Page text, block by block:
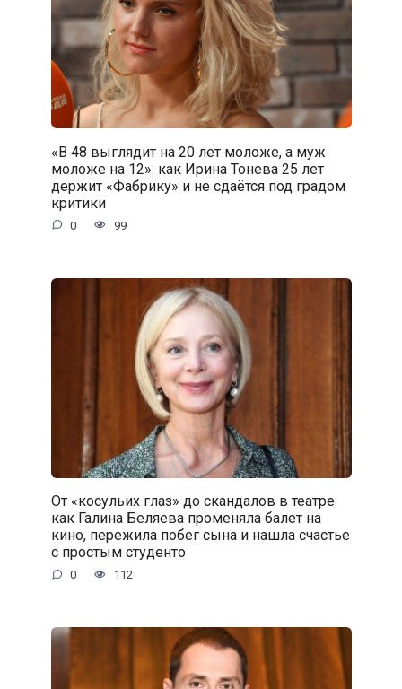
«В 48 выглядит на 20 лет моложе, а муж
моложе на 12»: как Ирина Тонева 25 лет
держит «Фабрику» и не сдаётся под градом
критики
0 99
От «косульих глаз» до скандалов в театре:
как Галина Беляева променяла балет на
кино, пережила побег сына и нашла счастье
с простым студенто
0 112